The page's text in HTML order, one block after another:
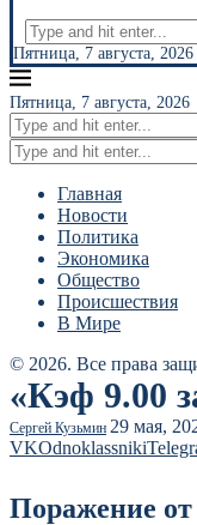
Пятница, 7 августа, 2026
Пятница, 7 августа, 2026
Главная
Новости
Политика
Экономика
Общество
Происшествия
В Мире
© 2026. Все права
«Кэф 9.00
Сергей Кузьмин 29 мая,
VKOdnoklassniki
Поражение